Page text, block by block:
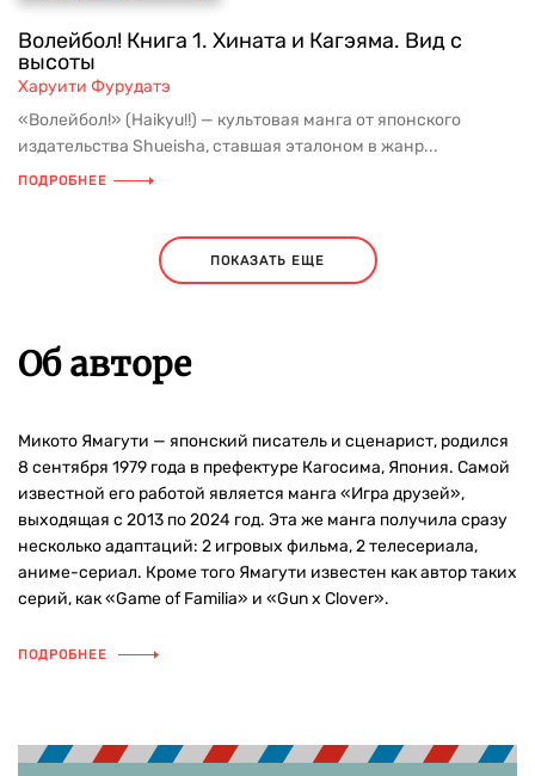
Волейбол! Книга 1. Хината и Кагэяма. Вид с
высоты
Харуити Фурудатэ
«Волейбол!» (Haikyu!!) — культовая манга от японского
издательства Shueisha, ставшая эталоном в жанр...
ПОДРОБНЕЕ
ПОКАЗАТЬ ЕЩЕ
Об авторе
Микото Ямагути — японский писатель и сценарист, родился
8 сентября 1979 года в префектуре Кагосима, Япония. Самой
известной его работой является манга «Игра друзей»,
выходящая с 2013 по 2024 год. Эта же манга получила сразу
несколько адаптаций: 2 игровых фильма, 2 телесериала,
аниме-сериал. Кроме того Ямагути известен как автор таких
серий, как «Game of Familia» и «Gun x Clover».
ПОДРОБНЕЕ